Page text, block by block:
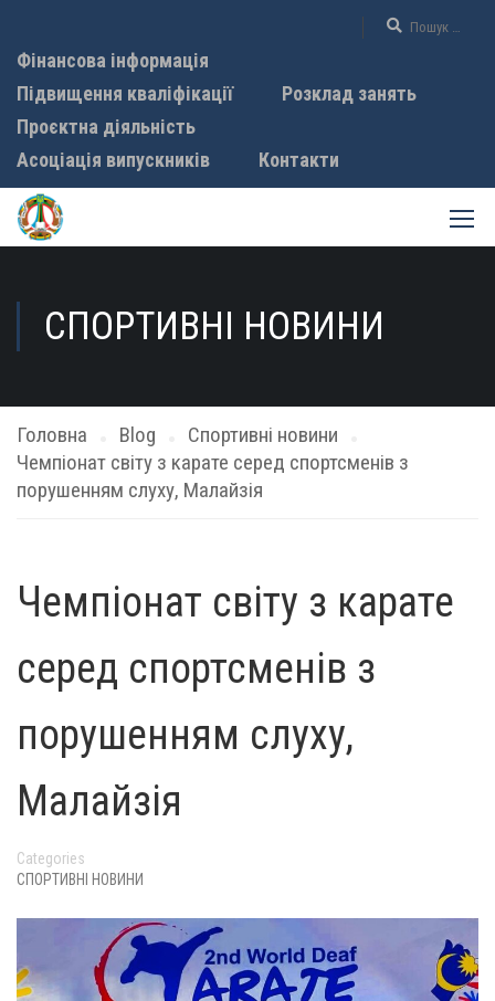
Фінансова інформація
Підвищення кваліфікації
Розклад занять
Проєктна діяльність
Асоціація випускників
Контакти
СПОРТИВНІ НОВИНИ
Головна Blog
Спортивні новини
Чемпіонат світу з карате серед спортсменів з
порушенням слуху, Малайзія
Чемпіонат світу з карате
серед спортсменів з
порушенням слуху,
Малайзія
Categories
СПОРТИВНІ НОВИНИ